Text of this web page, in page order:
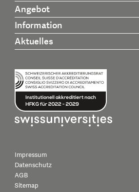
Angebot
Information
Aktuelles
Impressum
Datenschutz
AGB
Sitemap